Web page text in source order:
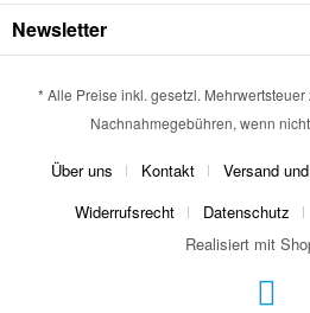
Newsletter
* Alle Preise inkl. gesetzl. Mehrwertsteuer
Nachnahmegebühren, wenn
Über uns Kontakt
Versand
Widerrufsrecht
Datenschutz
Realisiert mit